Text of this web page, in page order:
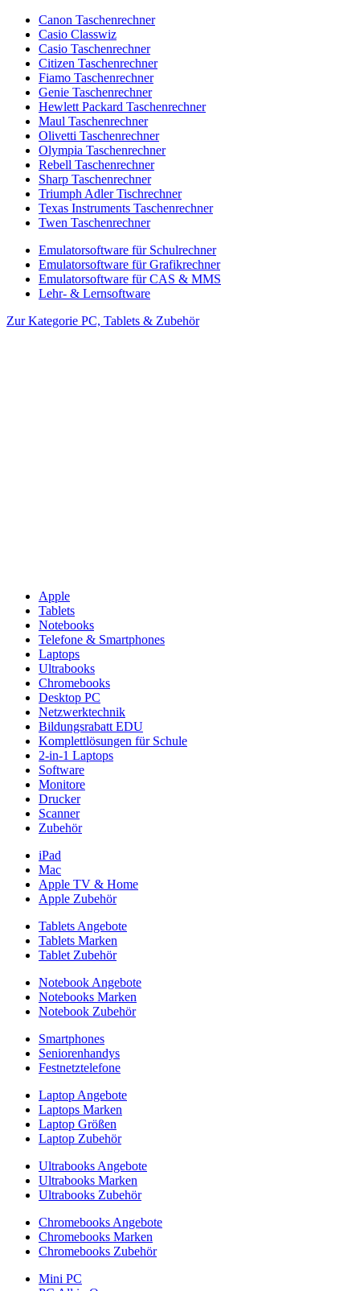
Canon Taschenrechner
Casio Classwiz
Casio Taschenrechner
Citizen Taschenrechner
Fiamo Taschenrechner
Genie Taschenrechner
Hewlett Packard Taschenrechner
Maul Taschenrechner
Olivetti Taschenrechner
Olympia Taschenrechner
Rebell Taschenrechner
Sharp Taschenrechner
Triumph Adler Tischrechner
Texas Instruments Taschenrechner
Twen Taschenrechner
Emulatorsoftware für Schulrechner
Emulatorsoftware für Grafikrechner
Emulatorsoftware für CAS & MMS
Lehr- & Lernsoftware
Zur Kategorie PC, Tablets & Zubehör
Apple
Tablets
Notebooks
Telefone & Smartphones
Laptops
Ultrabooks
Chromebooks
Desktop PC
Netzwerktechnik
Bildungsrabatt EDU
Komplettlösungen für Schule
2-in-1 Laptops
Software
Monitore
Drucker
Scanner
Zubehör
iPad
Mac
Apple TV & Home
Apple Zubehör
Tablets Angebote
Tablets Marken
Tablet Zubehör
Notebook Angebote
Notebooks Marken
Notebook Zubehör
Smartphones
Seniorenhandys
Festnetztelefone
Laptop Angebote
Laptops Marken
Laptop Größen
Laptop Zubehör
Ultrabooks Angebote
Ultrabooks Marken
Ultrabooks Zubehör
Chromebooks Angebote
Chromebooks Marken
Chromebooks Zubehör
Mini PC